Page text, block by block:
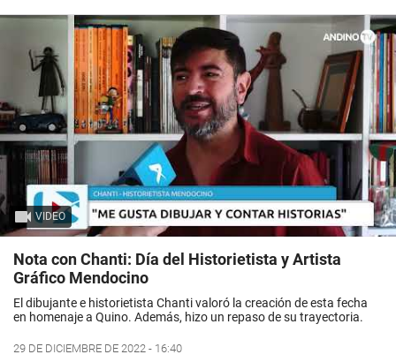
VIDEO
Nota con Chanti: Día del Historietista y Artista
Gráfico Mendocino
El dibujante e historietista Chanti valoró la creación de esta fecha
en homenaje a Quino. Además, hizo un repaso de su trayectoria.
29 DE DICIEMBRE DE 2022 - 16:40